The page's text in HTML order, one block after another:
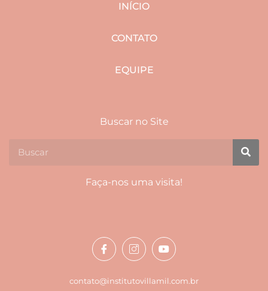
INÍCIO
CONTATO
EQUIPE
Buscar no Site
Faça-nos uma visita!
contato@institutovillamil.com.br